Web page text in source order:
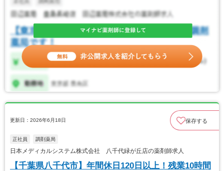
更新日：2026年6月18日 保存する
正社員 調剤薬局
日本メディカルシステム株式会社 八千代緑が丘店の薬剤師求人
【千葉県八千代市】年間休日120日以上！残業10時間